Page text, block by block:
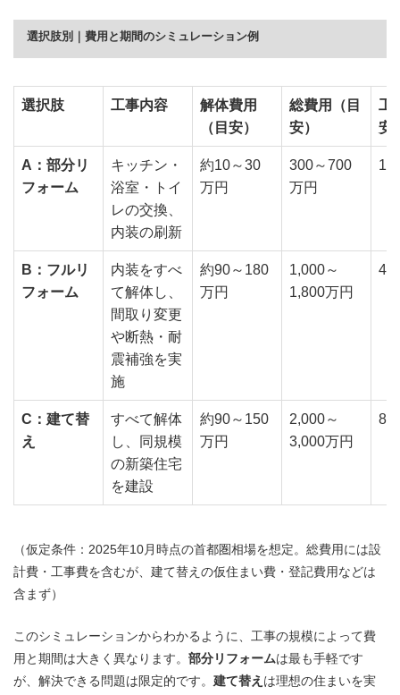
選択肢別｜費用と期間のシミュレーション例
選択肢 工事内容
解体費用
（目安）
総費用（目
安）
工
安
A：部分リ
フォーム
キッチン・
浴室・トイ
レの交換、
内装の刷新
約10～30
万円
300～700
万円
1
B：フルリ
フォーム
内装をすべ
て解体し、
間取り変更
や断熱・耐
震補強を実
施
約90～180
万円
1,000～
1,800万円
4
C：建て替
え
すべて解体
し、同規模
の新築住宅
を建設
約90～150
万円
2,000～
3,000万円
8
（仮定条件：2025年10月時点の首都圏相場を想定。総費用には設
計費・工事費を含むが、建て替えの仮住まい費・登記費用などは
含まず）
このシミュレーションからわかるように、工事の規模によって費
用と期間は大きく異なります。 部分リフォームは最も手軽です
が、解決できる問題は限定的です。 建て替え は理想の住まいを実